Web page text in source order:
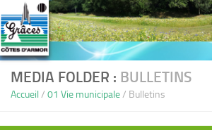
Skip to content
MEDIA FOLDER : BULLETINS
Accueil / 01 Vie municipale / Bulletins